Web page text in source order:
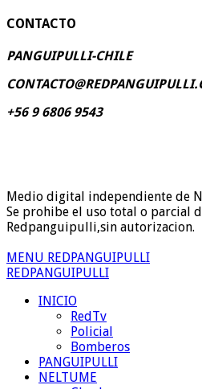
CONTACTO
PANGUIPULLI-CHILE
+56 9 6806 9543
Medio digital independiente de
Se prohibe el uso total o parcial
Redpanguipulli,sin autorizacion.
MENU REDPANGUIPULLI
REDPANGUIPULLI
INICIO
RedTv
Policial
Bomberos
PANGUIPULLI
NELTUME